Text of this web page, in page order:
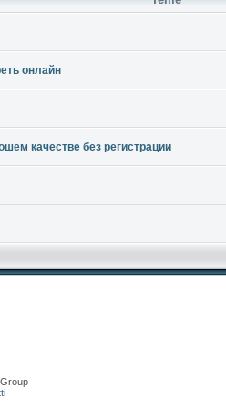
онлайн
качестве без регистрации